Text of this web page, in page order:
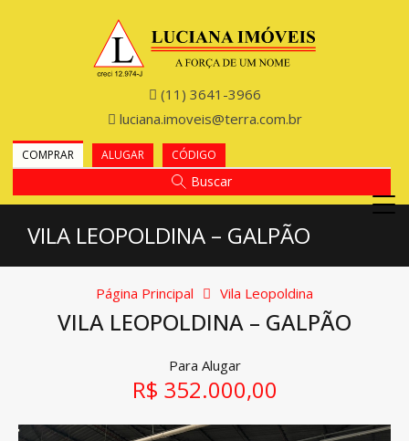
(11) 3641-3966
luciana.imoveis@terra.com.br
COMPRAR ALUGAR CÓDIGO
Buscar
VILA LEOPOLDINA – GALPÃO
Página Principal Vila Leopoldina
VILA LEOPOLDINA – GALPÃO
Para Alugar
R$ 352.000,00